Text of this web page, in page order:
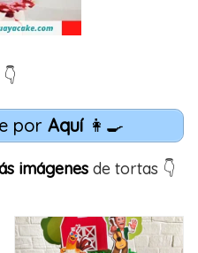
por Aquí👩‍🍳
imágenes de tortas 👇